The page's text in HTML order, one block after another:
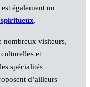
également un
.
nombreux visiteurs,
et
spécialités
d’ailleurs